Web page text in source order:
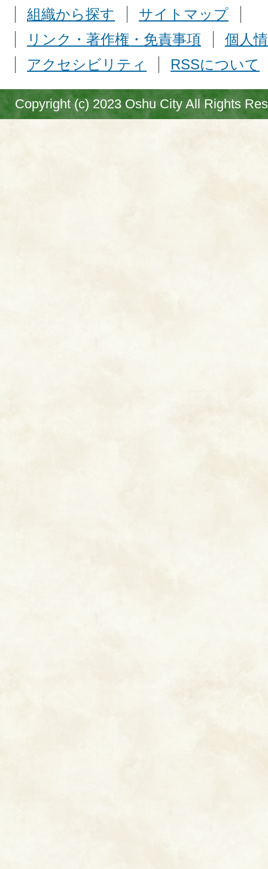
組織から探す
サイトマップ
リンク・著作権・免責事項
個人
アクセシビリティ
RSSについて
Copyright (c) 2023 Oshu City All Rights